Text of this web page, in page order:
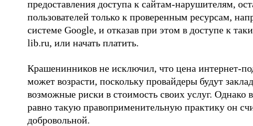
предоставления доступа к сайтам-нарушителям,
пользователей только к проверенным ресурсам,
системе Google, и отказав при этом в доступе к
lib.ru, или начать платить.
Крашенинников не исключил, что цена интернет-
может возрасти, поскольку провайдеры будут
возможные риски в стоимость своих услуг. Однако
равно такую правоприменительную практику он
добровольной.